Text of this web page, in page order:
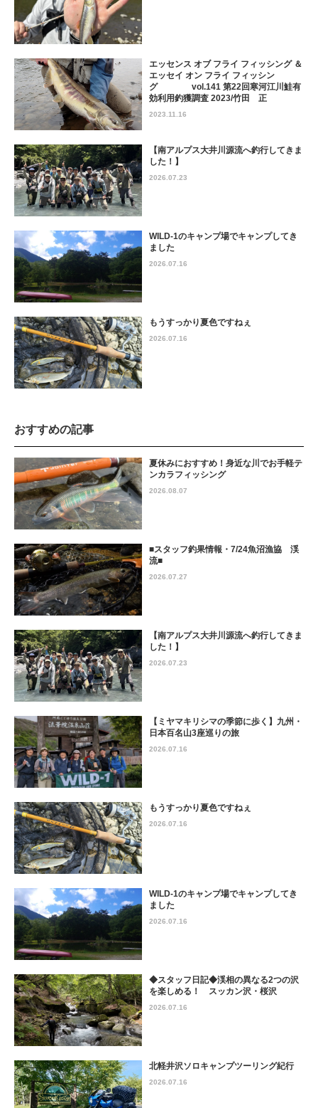
エッセンス オブ フライ フィッシング ＆
エッセイ オン フライ フィッシン
グ vol.141 第22回寒河江川鮭有
効利用釣獲調査 2023/竹田 正
2023.11.16
【南アルプス大井川源流へ釣行してきま
した！】
2026.07.23
WILD-1のキャンプ場でキャンプしてき
ました
2026.07.16
もうすっかり夏色ですねぇ
2026.07.16
おすすめの記事
夏休みにおすすめ！身近な川でお手軽テ
ンカラフィッシング
2026.08.07
■スタッフ釣果情報・7/24魚沼漁協 渓
流■
2026.07.27
【南アルプス大井川源流へ釣行してきま
した！】
2026.07.23
【ミヤマキリシマの季節に歩く】九州・
日本百名山3座巡りの旅
2026.07.16
もうすっかり夏色ですねぇ
2026.07.16
WILD-1のキャンプ場でキャンプしてき
ました
2026.07.16
◆スタッフ日記◆渓相の異なる2つの沢
を楽しめる！ スッカン沢・桜沢
2026.07.16
北軽井沢ソロキャンプツーリング紀行
2026.07.16